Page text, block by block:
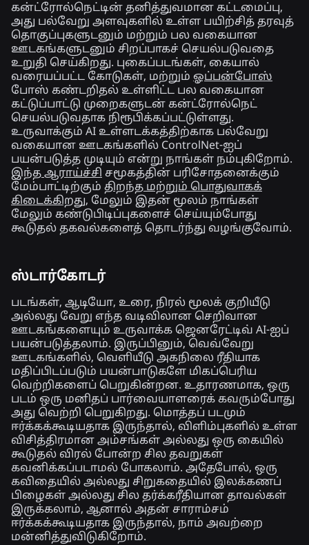
கன்ட்ரோல்நெட்டின் தனித்துவமான கட்டமைப்பு,
அது பல்வேறு அளவுகளில் உள்ள பயிற்சித் தரவுத்
தொகுப்புகளுடனும் மற்றும் பல வகையான
ஊடகங்களுடனும் சிறப்பாகச் செயல்படுவதை
உறுதி செய்கிறது. புகைப்படங்கள், கையால்
வரையப்பட்ட கோடுகள், மற்றும் ஓப்பன்போஸ்
போஸ் கண்டறிதல் உள்ளிட்ட பல வகையான
கட்டுப்பாட்டு முறைகளுடன் கன்ட்ரோல்நெட்
செயல்படுவதாக நிரூபிக்கப்பட்டுள்ளது.
உருவாக்கும் AI உள்ளடக்கத்திற்காக பல்வேறு
வகையான ஊடகங்களில் ControlNet-ஐப்
பயன்படுத்த முடியும் என்று நாங்கள் நம்புகிறோம்.
இந்த ஆராய்ச்சி சமூகத்தின் பரிசோதனைக்கும்
மேம்பாட்டிற்கும் திறந்த மற்றும் பொதுவாகக்
கிடைக்கிறது, மேலும் இதன் மூலம் நாங்கள்
மேலும் கண்டுபிடிப்புகளைச் செய்யும்போது
கூடுதல் தகவல்களைத் தொடர்ந்து வழங்குவோம்.
ஸ்டார்கோடர்
படங்கள், ஆடியோ, உரை, நிரல் மூலக் குறியீடு
அல்லது வேறு எந்த வடிவிலான செறிவான
ஊடகங்களையும் உருவாக்க ஜெனரேட்டிவ் AI-ஐப்
பயன்படுத்தலாம். இருப்பினும், வெவ்வேறு
ஊடகங்களில், வெளியீடு அகநிலை ரீதியாக
மதிப்பிடப்படும் பயன்பாடுகளே மிகப்பெரிய
வெற்றிகளைப் பெறுகின்றன. உதாரணமாக, ஒரு
படம் ஒரு மனிதப் பார்வையாளரைக் கவரும்போது
அது வெற்றி பெறுகிறது. மொத்தப் படமும்
ஈர்க்கக்கூடியதாக இருந்தால், விளிம்புகளில் உள்ள
விசித்திரமான அம்சங்கள் அல்லது ஒரு கையில்
கூடுதல் விரல் போன்ற சில தவறுகள்
கவனிக்கப்படாமல் போகலாம். அதேபோல், ஒரு
கவிதையில் அல்லது சிறுகதையில் இலக்கணப்
பிழைகள் அல்லது சில தர்க்கரீதியான தாவல்கள்
இருக்கலாம், ஆனால் அதன் சாராம்சம்
ஈர்க்கக்கூடியதாக இருந்தால், நாம் அவற்றை
மன்னித்துவிடுகிறோம்.